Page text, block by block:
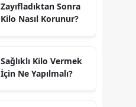
Zayıfladıktan Sonra
Kilo Nasıl Korunur?
Sağlıklı Kilo Vermek
İçin Ne Yapılmalı?